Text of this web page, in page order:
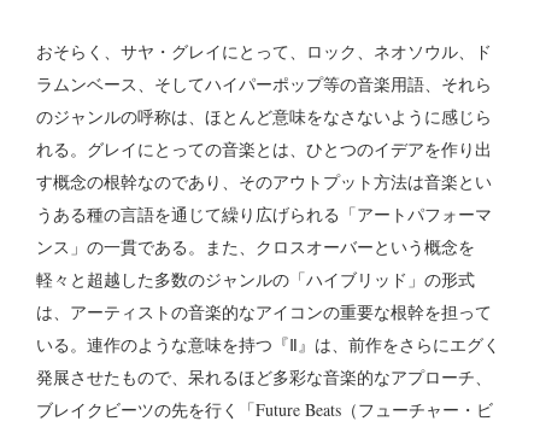
おそらく、サヤ・グレイにとって、ロック、ネオソウル、ド
ラムンベース、そしてハイパーポップ等の音楽用語、それら
のジャンルの呼称は、ほとんど意味をなさないように感じら
れる。グレイにとっての音楽とは、ひとつのイデアを作り出
す概念の根幹なのであり、そのアウトプット方法は音楽とい
うある種の言語を通じて繰り広げられる「アートパフォーマ
ンス」の一貫である。また、クロスオーバーという概念を
軽々と超越した多数のジャンルの「ハイブリッド」の形式
は、アーティストの音楽的なアイコンの重要な根幹を担って
いる。連作のような意味を持つ『Ⅱ』は、前作をさらにエグく
発展させたもので、呆れるほど多彩な音楽的なアプローチ、
ブレイクビーツの先を行く「Future Beats（フューチャー・ビ